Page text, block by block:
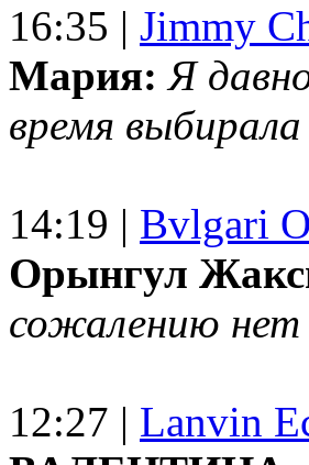
16:35 | Jimmy
Мария: Я
время
14:19 | Bvlgari
Орынгул
сожалению
12:27 | Lanvin